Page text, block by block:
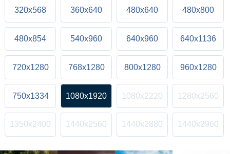
320x568 360x640 480x640 480x800
480x854 540x960 640x960 640x1136
720x1280 768x1280 800x1280 960x1280
750x1334 1080x1920 1080x2220 1280x2560
1350x2400 1440x2560 1440x2880 1440x2960